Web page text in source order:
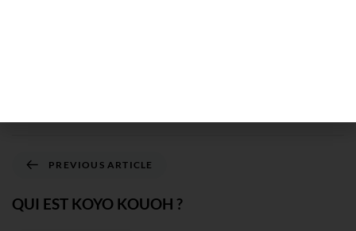
PREVIOUS ARTICLE
QUI EST KOYO KOUOH ?